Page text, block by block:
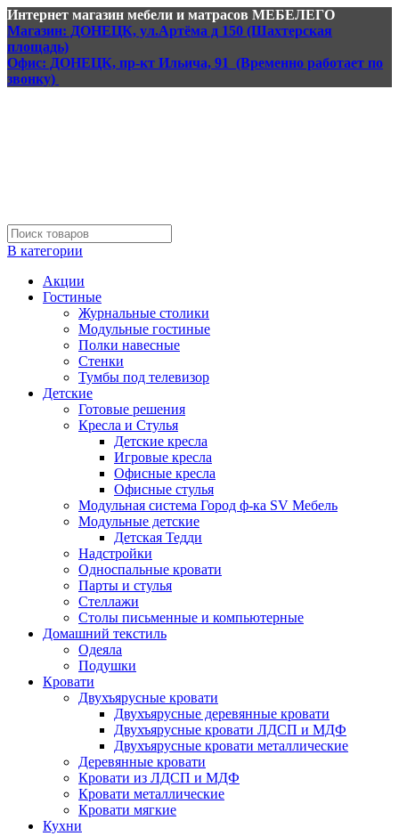
Интернет магазин мебели и матрасов МЕБЕЛЕГО
Магазин: ДОНЕЦК, ул.Артёма д 150 (Шахтерская
площадь)
Офис: ДОНЕЦК, пр-кт Ильича, 91 (Временно работает по
звонку)
В категории
Акции
Гостиные
Журнальные столики
Модульные гостиные
Полки навесные
Стенки
Тумбы под телевизор
Детские
Готовые решения
Кресла и Стулья
Детские кресла
Игровые кресла
Офисные кресла
Офисные стулья
Модульная система Город ф-ка SV Мебель
Модульные детские
Детская Тедди
Надстройки
Односпальные кровати
Парты и стулья
Стеллажи
Столы письменные и компьютерные
Домашний текстиль
Одеяла
Подушки
Кровати
Двухъярусные кровати
Двухъярусные деревянные кровати
Двухъярусные кровати ЛДСП и МДФ
Двухъярусные кровати металлические
Деревянные кровати
Кровати из ЛДСП и МДФ
Кровати металлические
Кровати мягкие
Кухни